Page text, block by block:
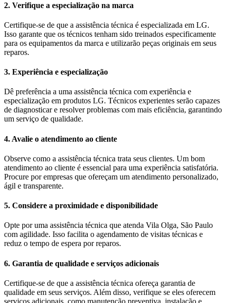
2. Verifique a especialização na marca
Certifique-se de que a assistência técnica é especializada em LG.
Isso garante que os técnicos tenham sido treinados especificamente
para os equipamentos da marca e utilizarão peças originais em seus
reparos.
3. Experiência e especialização
Dê preferência a uma assistência técnica com experiência e
especialização em produtos LG. Técnicos experientes serão capazes
de diagnosticar e resolver problemas com mais eficiência, garantindo
um serviço de qualidade.
4. Avalie o atendimento ao cliente
Observe como a assistência técnica trata seus clientes. Um bom
atendimento ao cliente é essencial para uma experiência satisfatória.
Procure por empresas que ofereçam um atendimento personalizado,
ágil e transparente.
5. Considere a proximidade e disponibilidade
Opte por uma assistência técnica que atenda Vila Olga, São Paulo
com agilidade. Isso facilita o agendamento de visitas técnicas e
reduz o tempo de espera por reparos.
6. Garantia de qualidade e serviços adicionais
Certifique-se de que a assistência técnica ofereça garantia de
qualidade em seus serviços. Além disso, verifique se eles oferecem
serviços adicionais, como manutenção preventiva, instalação e